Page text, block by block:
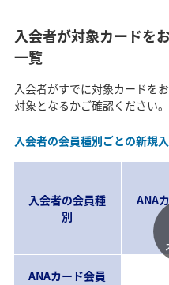
入会者が対象カードを
一覧
入会者がすでに対象カードを
対象となるかご確認ください。
入会者の会員種別ごとの新規
入会者の会員種
別
ANA
ANAカード会員